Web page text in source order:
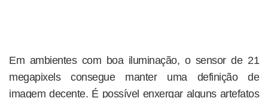
Em ambientes com boa iluminação, o sensor de 21
megapixels consegue manter uma definição de
imagem decente. É possível enxergar alguns artefatos